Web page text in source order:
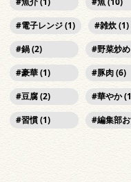
電子レンジ (1)
雑炊 (1)
鍋 (2)
野菜炒
豪華 (1)
豚肉 (6)
豆腐 (2)
華やか
習慣 (1)
編集部